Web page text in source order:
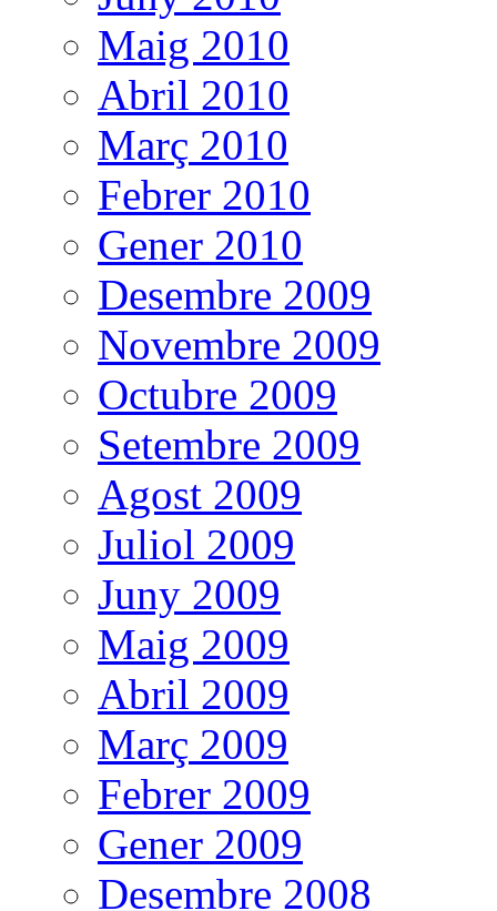
Maig 2010
Abril 2010
Març 2010
Febrer 2010
Gener 2010
Desembre 2009
Novembre 2009
Octubre 2009
Setembre 2009
Agost 2009
Juliol 2009
Juny 2009
Maig 2009
Abril 2009
Març 2009
Febrer 2009
Gener 2009
Desembre 2008